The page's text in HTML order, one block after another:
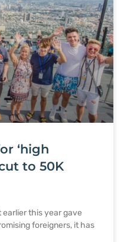
‘high
to 50K
earlier this year gave
foreigners, it has